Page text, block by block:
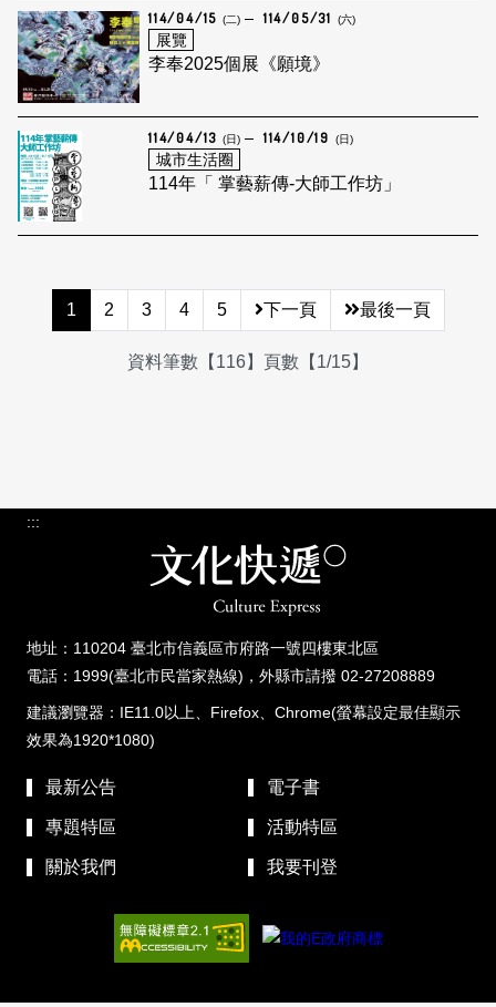
114/04/15 (二) 114/05/31 (六)
展覽
李奉2025個展《願境》
114/04/13 (日) 114/10/19 (日)
城市生活圈
114年「 掌藝薪傳-大師工作坊」
1 2 3 4 5 下一頁 最後一頁
資料筆數【116】頁數【1/15】
:::
地址：110204 臺北市信義區市府路一號四樓東北區
電話：1999(臺北市民當家熱線)，外縣市請撥 02-27208889
建議瀏覽器：IE11.0以上、Firefox、Chrome(螢幕設定最佳顯示
效果為1920*1080)
最新公告 電子書
專題特區 活動特區
關於我們 我要刊登